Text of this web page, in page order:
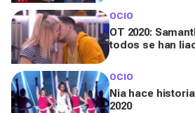
OCIO
OT 2020:
todos se han
OCIO
Nia hace
2020